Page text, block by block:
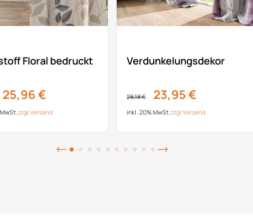
Floral bedruckt
25,96 €
zzgl.Versand
Verdunkelungsdekor
28,18 € 23,95 €
inkl. 20% MwSt.zzgl.Versand